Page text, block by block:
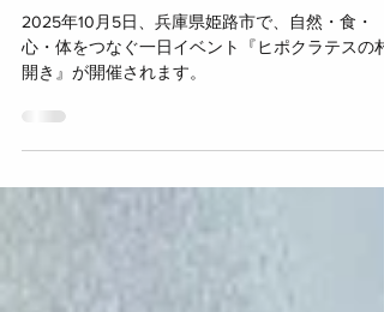
開き』
2025年10月5日、兵庫県姫路市で、自然・食・
心・体をつなぐ一日イベント『ヒポクラテスの村
開き』が開催されます。